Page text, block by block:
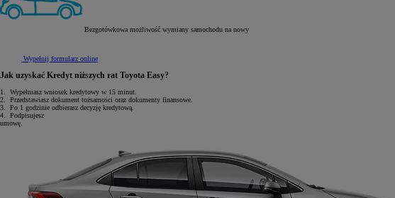
Od81 900 zł
Yaris Cross
Bezgotówkowa możliwość wymiany samochodu na nowy
Wypełnij formularz online
Jak uzyskać Kredyt niższych rat Toyota Easy?
1.
Wypełniasz wniosek kredytowy w 15 minut.
2.
Przedstawiasz dokument tożsamości oraz dokumenty finansowe.
3.
Po 1 godzinie odbierasz decyzję kredytową.
4.
Podpisujesz
umowę.